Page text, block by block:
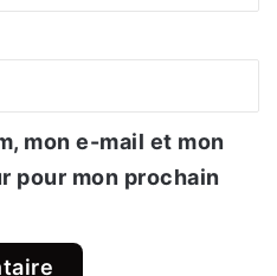
senegal-01 Par
Philippines – Flickr, CC BY
mon e-mail et mon
pour mon prochain